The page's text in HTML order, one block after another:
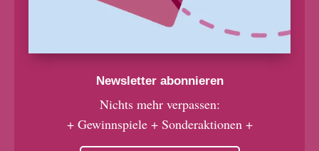
Newsletter abonnieren
Nichts mehr verpassen:
+ Gewinnspiele + Sonderaktionen +